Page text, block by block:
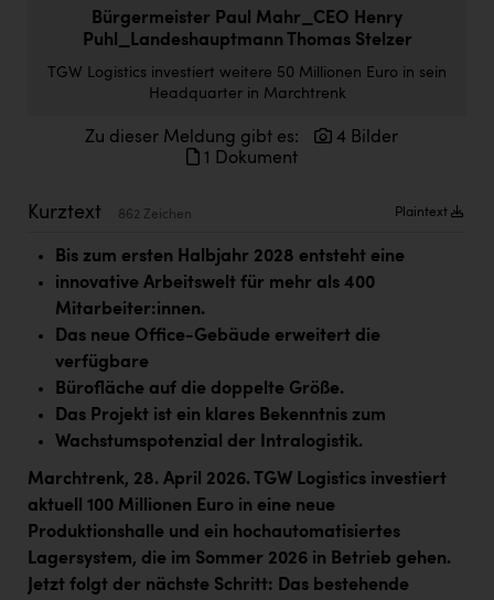
Doppler Gruppe
Firmenradl
HIG Infomotion Group
IFE Austria GmbH
Immotech
INTERSPAR
INTERSPORT Austria
Jane Goodall Institute Austria
Kärcher
Karin Liedl
KEBA
Bürgermeister Paul Mahr_CEO Henry
Puhl_Landeshauptmann Thomas Stelzer
TGW Logistics investiert weitere 50 Millionen Euro in sein
Headquarter in Marchtrenk
Zu dieser Meldung gibt es:
4 Bilder
1 Dokument
Kurztext 862 Zeichen Plaintext
Bis zum ersten Halbjahr 2028 entsteht eine
innovative Arbeitswelt für mehr als 400
Mitarbeiter:innen.
Das neue Office-Gebäude erweitert die
verfügbare
Bürofläche auf die doppelte Größe.
Das Projekt ist ein klares Bekenntnis zum
Wachstumspotenzial der Intralogistik.
Marchtrenk, 28. April 2026. TGW Logistics investiert
aktuell 100 Millionen Euro in eine neue
Produktionshalle und ein hochautomatisiertes
Lagersystem, die im Sommer 2026 in Betrieb gehen.
Jetzt folgt der nächste Schritt: Das bestehende